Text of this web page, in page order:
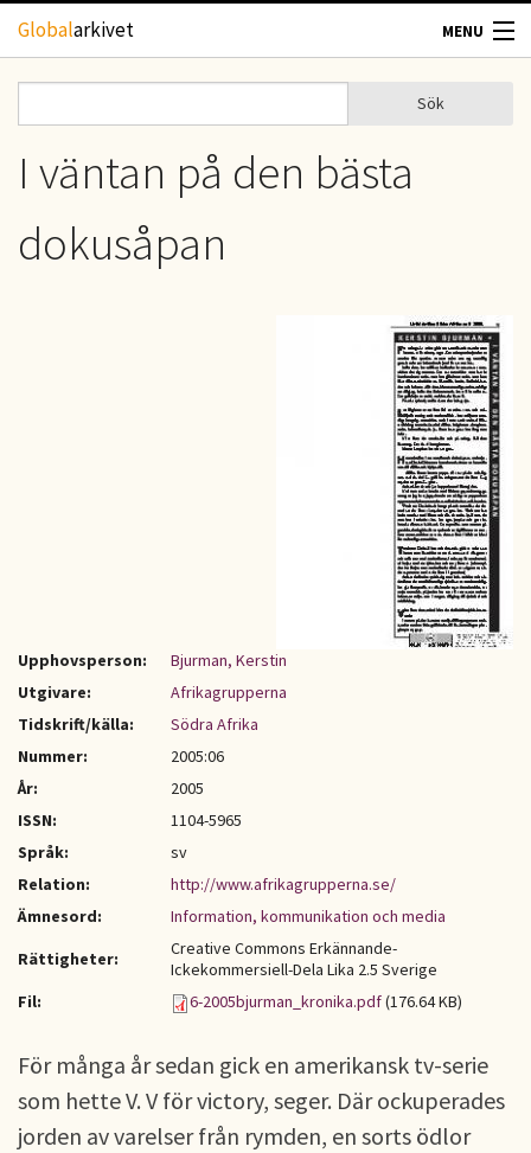
Hoppa till huvudinnehåll
Globalarkivet MENU
TIDSKRIFTER
Sökformulär
Sök
I väntan på den bästa
dokusåpan
Upphovsperson:
Bjurman, Kerstin
Utgivare:
Afrikagrupperna
Tidskrift/källa:
Södra Afrika
Nummer:
2005:06
År:
2005
ISSN:
1104-5965
Språk:
sv
Relation:
http://www.afrikagrupperna.se/
Ämnesord:
Information, kommunikation och media
Rättigheter:
Creative Commons Erkännande-
Ickekommersiell-Dela Lika 2.5 Sverige
Fil:
6-2005bjurman_kronika.pdf(176.64 KB)
För många år sedan gick en amerikansk tv-serie
som hette V. V för victory, seger. Där ockuperades
jorden av varelser från rymden, en sorts ödlor